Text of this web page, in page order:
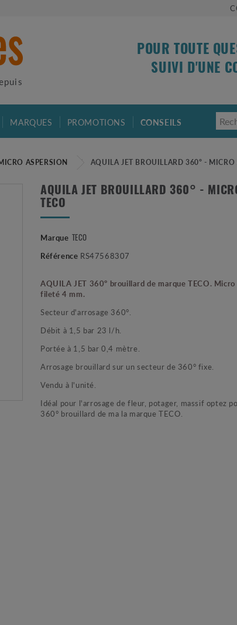
POUR TOUTE
SUIVI D'UNE
MARQUES PROMOTIONS CONSEILS
ASPERSION AQUILA JET BROUILLARD 360° - MICRO
AQUILA JET BROUILLARD 360° -
TECO
Marque TECO
Référence RS47568307
AQUILA JET 360° brouillard de marque TECO.
fileté 4 mm.
Secteur d'arrosage 360°.
Débit à 1,5 bar 23 l/h.
Portée à 1,5 bar 0,4 mètre.
Arrosage brouillard sur un secteur de 360° fixe.
Vendu à l'unité.
Idéal pour l'arrosage de fleur, potager, massif optez
360° brouillard de ma la marque TECO.